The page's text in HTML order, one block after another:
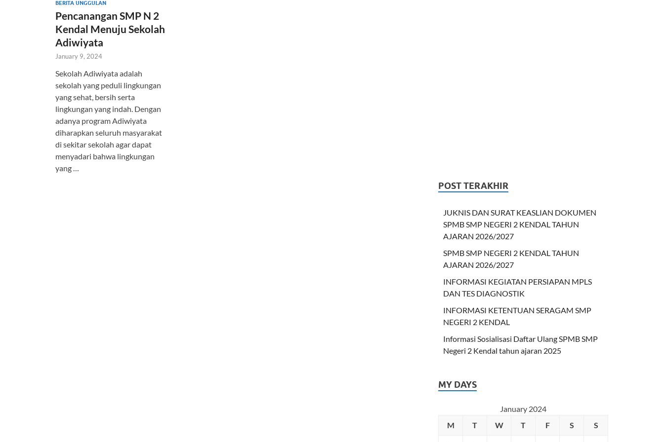
BERITA UNGGULAN
Pencanangan SMP N 2
Kendal Menuju Sekolah
Adiwiyata
January 9, 2024
Sekolah Adiwiyata adalah
sekolah yang peduli lingkungan
yang sehat, bersih serta
lingkungan yang indah. Dengan
adanya program Adiwiyata
diharapkan seluruh masyarakat
di sekitar sekolah agar dapat
menyadari bahwa lingkungan
yang …
POST TERAKHIR
JUKNIS DAN SURAT KEASLIAN DOKUMEN
SPMB SMP NEGERI 2 KENDAL TAHUN
AJARAN 2026/2027
SPMB SMP NEGERI 2 KENDAL TAHUN
AJARAN 2026/2027
INFORMASI KEGIATAN PERSIAPAN MPLS
DAN TES DIAGNOSTIK
INFORMASI KETENTUAN SERAGAM SMP
NEGERI 2 KENDAL
Informasi Sosialisasi Daftar Ulang SPMB SMP
Negeri 2 Kendal tahun ajaran 2025
MY DAYS
January 2024
M
T W T F S S